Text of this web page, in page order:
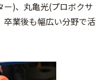
)、丸亀光(プロボクサ
卒業後も幅広い分野で活